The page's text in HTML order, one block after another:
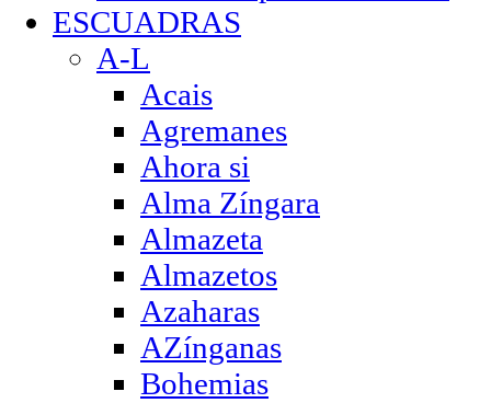
ESCUADRAS
A-L
Acais
Agremanes
Ahora si
Alma Zíngara
Almazeta
Almazetos
Azaharas
AZínganas
Bohemias